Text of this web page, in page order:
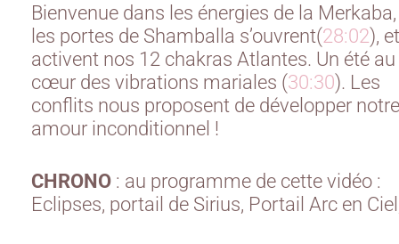
Bienvenue dans les énergies de la Merkaba,
les portes de Shamballa s’ouvrent(28:02), et
activent nos 12 chakras Atlantes. Un été au
cœur des vibrations mariales (30:30). Les
conflits nous proposent de développer notre
amour inconditionnel !
CHRONO : au programme de cette vidéo :
Eclipses, portail de Sirius, Portail Arc en